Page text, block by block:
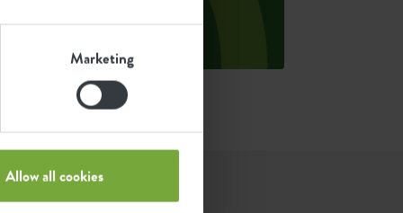
Marketing
Allow all cookies